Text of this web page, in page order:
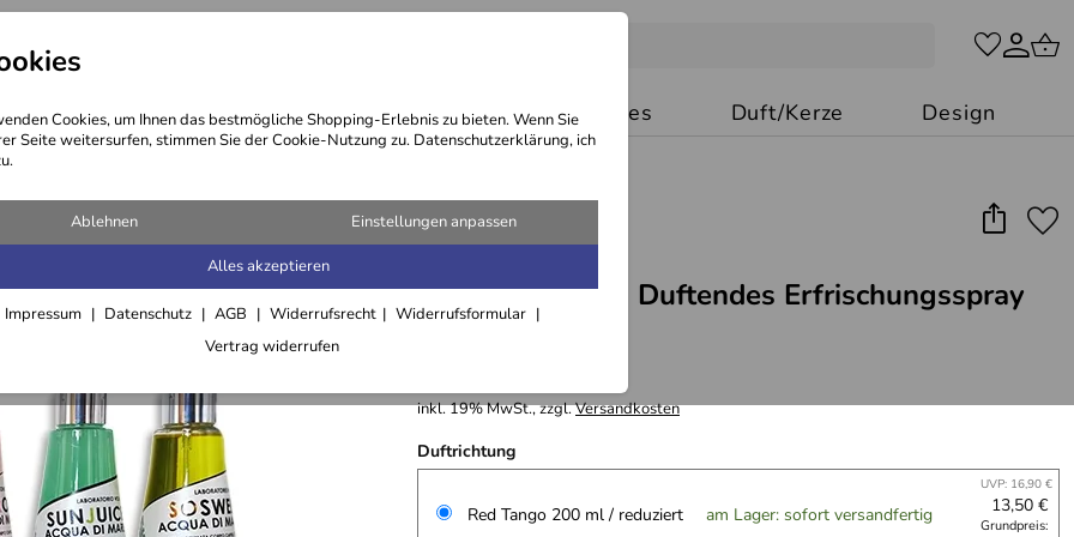
Cookies, um Ihnen das bestmögliche Shopping-Erlebnis zu bieten. Wenn Sie
Seite weitersurfen, stimmen Sie der Cookie-Nutzung zu. Datenschutzerklärung, ich
Ablehnen Einstellungen anpassen
Alles akzeptieren
Impressum Datenschutz AGB Widerrufsrecht
Widerrufsformular
Vertrag widerrufen
Kosmetik Öle Haare Besonderes Duft/Kerze Design
Acqua di Mare - Duftendes Erfrischungsspray
inkl. 19% MwSt., zzgl.Versandkosten
Duftrichtung
Red Tango 200 ml / reduziert am Lager: sofort versandfertig
UVP: 16,90 €
13,50 €
Grundpreis: